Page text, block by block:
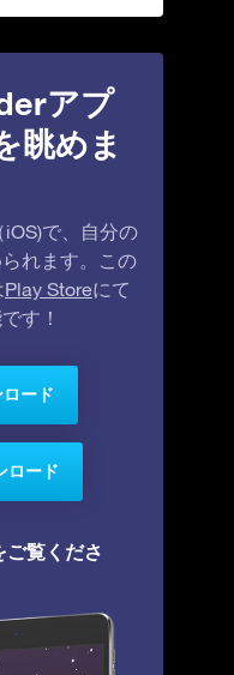
アプ
眺めま
で、自分の
れます。この
Play Storeにて
す！
ード
ロード
ご覧くださ